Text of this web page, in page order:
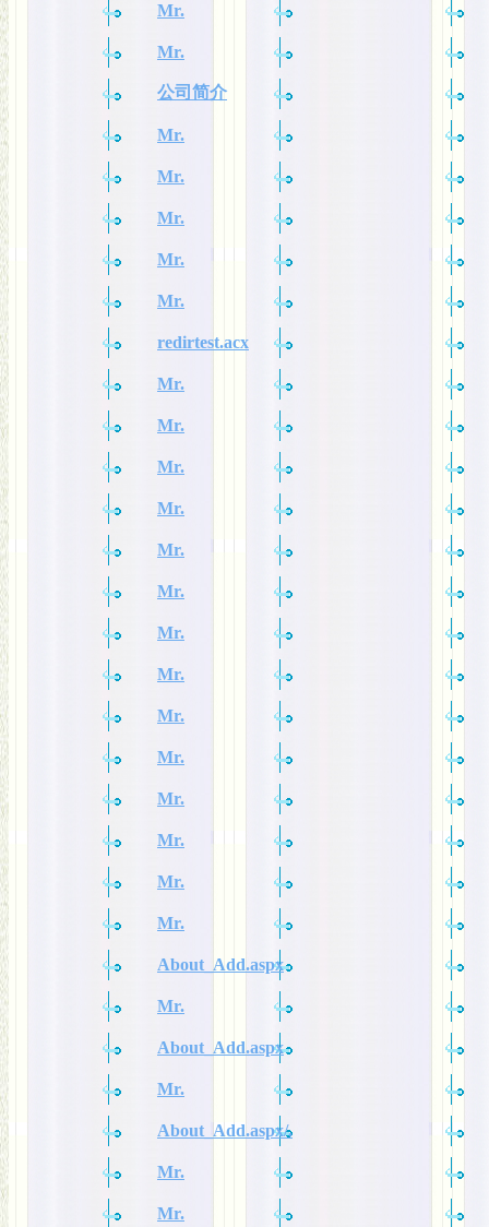
Mr.
Mr.
公司简介
Mr.
Mr.
Mr.
Mr.
Mr.
redirtest.acx
Mr.
Mr.
Mr.
Mr.
Mr.
Mr.
Mr.
Mr.
Mr.
Mr.
Mr.
Mr.
Mr.
Mr.
About_Add.aspx
Mr.
About_Add.aspx
Mr.
About_Add.aspx/.
Mr.
Mr.